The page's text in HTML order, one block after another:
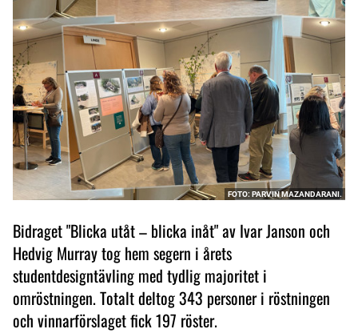
FOTO: PARVIN MAZANDARANI.
Bidraget "Blicka utåt – blicka inåt" av Ivar Janson och
Hedvig Murray tog hem segern i årets
studentdesigntävling med tydlig majoritet i
omröstningen. Totalt deltog 343 personer i röstningen
och vinnarförslaget fick 197 röster.